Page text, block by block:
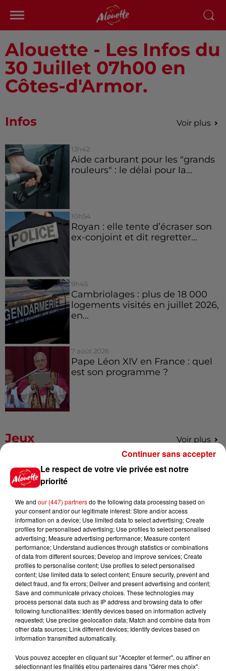
Alouette - Les Infos du
30 Juillet 07h00 en
Côtes-d'Armor.
Infos Voir plus
13h42
Aide carburant pour les "grands
rouleurs" : le délai pour la...
10h54
Royan : elle tente d’écraser son
ex-conjoint et dit regretter...
9h45
Cambriolages : plus de 18 000
logements visités en juillet 2026,
en...
7 août 2026
Pape Léon XIV en France : quel
est son programme ?
Jeux Voir plus
Gagnez vos places pour le
festival Marché Gourmand 2026
Le Duel - Gagnez vos entrées
pour l'un des zoos de nos
régions !
Destination Vacances - Gagnez
votre séjour en famille au cœur
de la...
Destination Vacances : inscrivez-
Le respect de votre vie privée est notre
priorité
We and our (447) partnersdo the following data processing based on
your consent and/or our legitimate interest: Store and/or access
information on a device; Use limited data to select advertising; Create
profiles for personalised advertising; Use profiles to select personalised
advertising; Measure advertising performance; Measure content
performance; Understand audiences through statistics or combinations
of data from different sources; Develop and improve services; Create
profiles to personalise content; Use profiles to select personalised
content; Use limited data to select content; Ensure security, prevent and
detect fraud, and fix errors; Deliver and present advertising and content;
Save and communicate privacy choices. These technologies may
process personal data such as IP address and browsing data to offer
following functionalities: Identify devices based on information actively
requested; Use precise geolocation data; Match and combine data from
other data sources; Link different devices; Identify devices based on
information transmitted automatically.
Vous pouvez accepter en cliquant sur "Accepter et fermer", ou affiner en
sélectionnant les finalités et/ou partenaires dans "Gérer mes choix".
Continuer sans accepter